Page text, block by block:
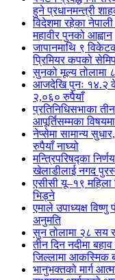
हुने प्रधानमन्त्री
विदेशमा रहेका
महावीर पुनको आह्वान
जापानमाथि ९
प्रिमियर कपको
सुनको मूल्य तोलामा
आजदेखि पुनः १४.२
२,०६० रुपैयाँ
प्रतिनिधिसभाका
आपूर्तिसम्मका
नेप्सेमा सामान्य
रुपैयाँ नाघ्यो
मन्त्रिपरिषद्का
खेलाडीलाई नगद
एसीसी यू–१९ महिला
भिड्ने
एमाले उपाध्यक्ष
अनुमति
सुन तोलामा २८ सय र
तीन दिन नदीमा
जिल्लामा आकस्मिक
भानुभक्तको मार्ग